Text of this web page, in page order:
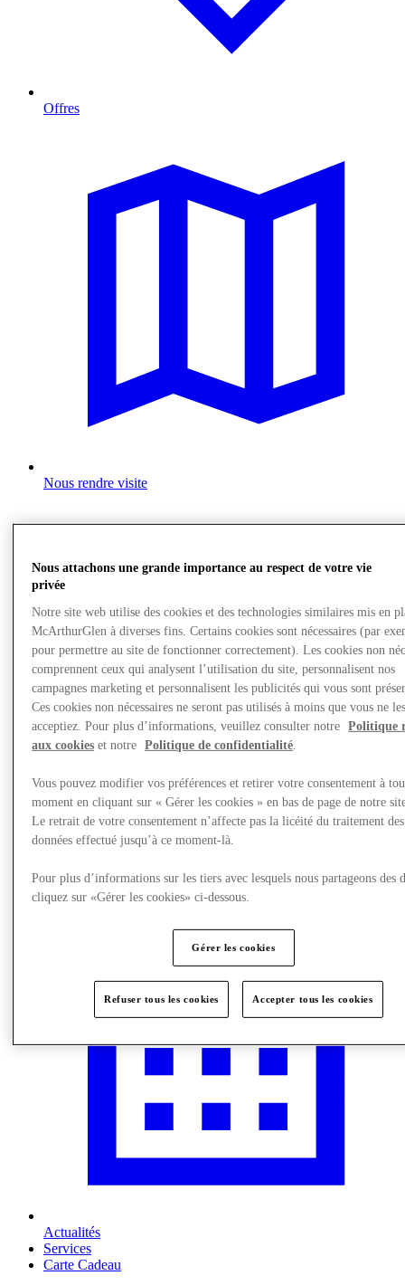
Offres
Nous rendre visite
Actualités
Services
Carte Cadeau
Nous attachons une grande importance au respect de votre vie
privée
Notre site web utilise des cookies et des technologies similaires mis en
McArthurGlen à diverses fins. Certains cookies sont nécessaires (par
pour permettre au site de fonctionner correctement). Les cookies non
comprennent ceux qui analysent l’utilisation du site, personnalisent nos
campagnes marketing et personnalisent les publicités qui vous sont
Ces cookies non nécessaires ne seront pas utilisés à moins que vous ne
acceptiez. Pour plus d’informations, veuillez consulter notre
Politique
aux cookies et notre Politique de confidentialité
Vous pouvez modifier vos préférences et retirer votre consentement à
moment en cliquant sur « Gérer les cookies » en bas de page de notre
Le retrait de votre consentement n’affecte pas la licéité du traitement des
données effectué jusqu’à ce moment-là.
Pour plus d’informations sur les tiers avec lesquels nous partageons des
cliquez sur «Gérer les cookies» ci-dessous.
Gérer les cookies
Refuser tous les cookies Accepter tous les cookies